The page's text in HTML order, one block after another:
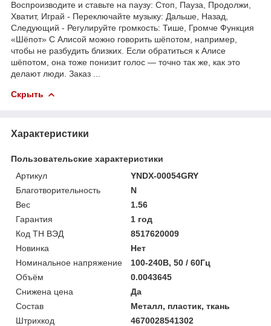
Воспроизводите и ставьте на паузу: Стоп, Пауза, Продолжи,
Хватит, Играй - Переключайте музыку: Дальше, Назад,
Следующий - Регулируйте громкость: Тише, Громче Функция
«Шёпот» С Алисой можно говорить шёпотом, например,
чтобы не разбудить близких. Если обратиться к Алисе
шёпотом, она тоже понизит голос — точно так же, как это
делают люди. Заказ ...
Скрыть
Характеристики
Пользовательские характеристики
Артикул
YNDX-00054GRY
Благотворительность
N
Вес
1.56
Гарантия
1 год
Код ТН ВЭД
8517620009
Новинка
Нет
Номинальное напряжение
100-240В, 50 / 60Гц
Объём
0.0043645
Снижена цена
Да
Состав
Металл, пластик, ткань
Штрихкод
4670028541302